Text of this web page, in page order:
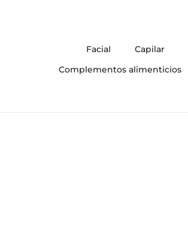
Facial Capilar
Complementos alimenticios